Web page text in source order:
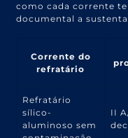
como cada corrente
documental a
Corrente do
refratário
Refratário
sílico-
aluminoso sem
II